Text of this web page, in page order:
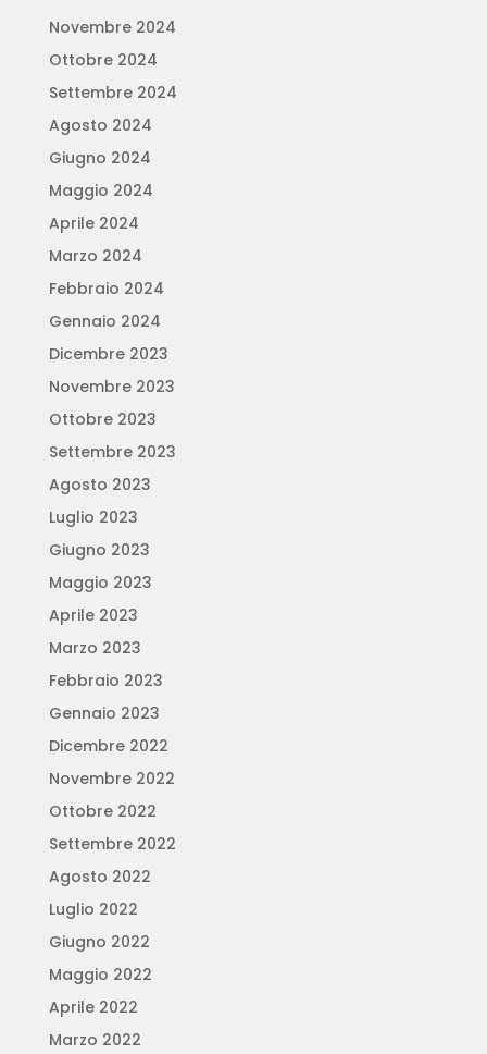
Novembre 2024
Ottobre 2024
Settembre 2024
Agosto 2024
Giugno 2024
Maggio 2024
Aprile 2024
Marzo 2024
Febbraio 2024
Gennaio 2024
Dicembre 2023
Novembre 2023
Ottobre 2023
Settembre 2023
Agosto 2023
Luglio 2023
Giugno 2023
Maggio 2023
Aprile 2023
Marzo 2023
Febbraio 2023
Gennaio 2023
Dicembre 2022
Novembre 2022
Ottobre 2022
Settembre 2022
Agosto 2022
Luglio 2022
Giugno 2022
Maggio 2022
Aprile 2022
Marzo 2022